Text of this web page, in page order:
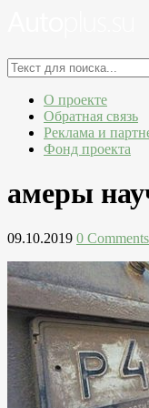
О проекте
Обратная связь
Реклама и
Фонд проекта
амеры
09.10.2019 0 Comments